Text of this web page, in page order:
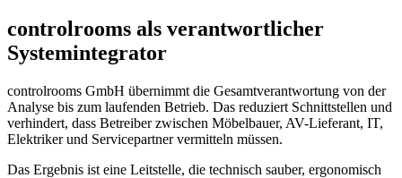
controlrooms als verantwortlicher
Systemintegrator
controlrooms GmbH übernimmt die Gesamtverantwortung von der
Analyse bis zum laufenden Betrieb. Das reduziert Schnittstellen und
verhindert, dass Betreiber zwischen Möbelbauer, AV-Lieferant, IT,
Elektriker und Servicepartner vermitteln müssen.
Das Ergebnis ist eine Leitstelle, die technisch sauber, ergonomisch